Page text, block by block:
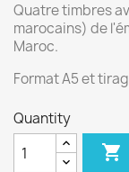
Quatre timbres
marocains) de
Maroc.
Format A5 et
Quantity
